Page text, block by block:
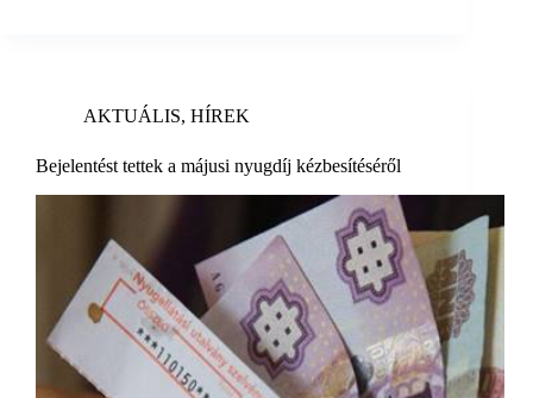
AKTUÁLIS, HÍREK
Bejelentést tettek a májusi nyugdíj kézbesítéséről